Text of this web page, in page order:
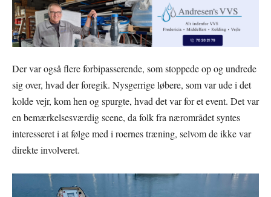
Der var også flere forbipasserende, som stoppede op og undrede
sig over, hvad der foregik. Nysgerrige løbere, som var ude i det
kolde vejr, kom hen og spurgte, hvad det var for et event. Det var
en bemærkelsesværdig scene, da folk fra nærområdet syntes
interesseret i at følge med i roernes træning, selvom de ikke var
direkte involveret.